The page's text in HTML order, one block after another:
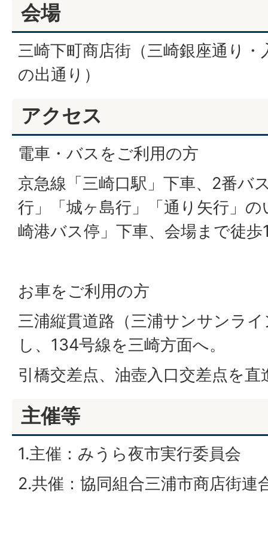
会場
三崎下町商店街（三崎銀座通り
の出通り）
アクセス
電車・バスをご利用の方
京急線「三崎口駅」下車、2番バ
行」「城ヶ島行」「通り矢行」
崎港バス停」下車、会場まで徒歩
お車をご利用の方
三浦縦貫道路（三浦サンサンラ
し、134号線を三崎方面へ。
引橋交差点、油壺入口交差点を直
主催等
1.主催：みうら夜市実行委員会
2.共催：協同組合三浦市商店街連